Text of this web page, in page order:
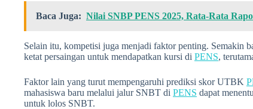
Baca Juga: Nilai SNBP PENS 2025, Rata-Rata
Selain itu, kompetisi juga menjadi faktor penting. Semakin
ketat persaingan untuk mendapatkan kursi di PENS,
Faktor lain yang turut mempengaruhi prediksi skor UTBK
mahasiswa baru melalui jalur SNBT di PENS dapat
untuk lolos SNBT.